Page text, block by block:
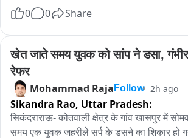
सहयोग किया।
का अतिरिक्त चक्कर लगाना पड़ रहा है।
दुर्घटना की आशंका बनी हुई है। लोगों ने विद्युत
पोल हटवाकर मार्ग को सुचारु कराने की मांग की है।
मामले में रामकोला विद्युत विभाग के जेई से फोन पर
बताया कि घटना की सूचना अभी मिली है। विभागीय
विद्युत पोल और तार को ठीक कराया जाएगा।
0 0 Share
खेत जाते समय युवक को सांप ने डसा,
रेफर
Mohammad Raja Follow 2h ago
Sikandra Rao, Uttar Pradesh:
सिकंदराराऊ- कोतवाली क्षेत्र के गांव खासपुर में
समय एक युवक जहरीले सर्प के डसने का शिकार हो